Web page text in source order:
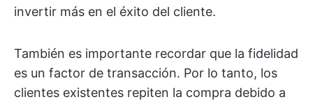
invertir más en el éxito del cliente.
También es importante recordar que la fidelidad
es un factor de transacción. Por lo tanto, los
clientes existentes repiten la compra debido a